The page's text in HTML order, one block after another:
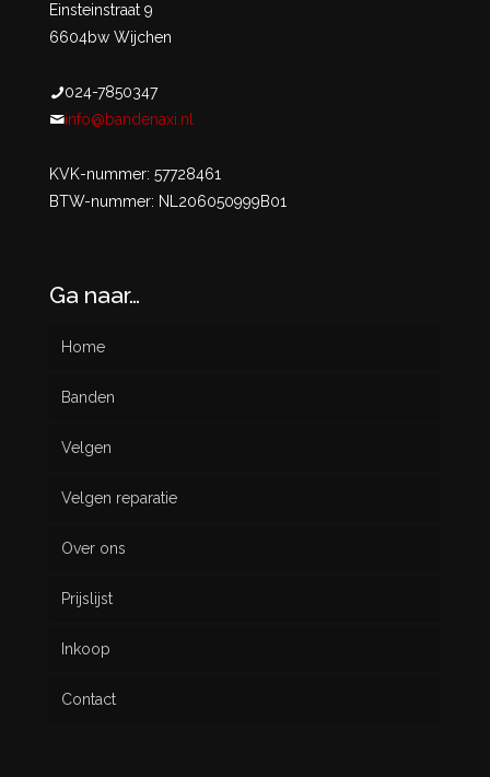
Einsteinstraat 9
6604bw Wijchen
024-7850347
info@bandenaxi.nl
KVK-nummer: 57728461
BTW-nummer: NL206050999B01
Ga naar…
Home
Banden
Nieuw
Gebruikt
Velgen
Velgen reparatie
Over ons
Prijslijst
Inkoop
Contact